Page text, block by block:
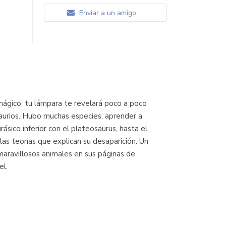
Enviar a un amigo
tu lámpara te revelará poco a poco
Hubo muchas especies, aprender a
inferior con el plateosaurus, hasta el
teorías que explican su desaparición. Un
animales en sus páginas de